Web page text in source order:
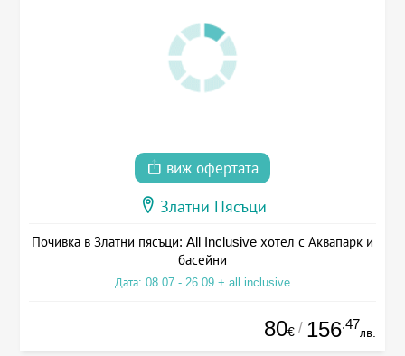
виж офертата
Златни Пясъци
Почивка в Златни пясъци: All Inclusive хотел с Аквапарк и
басейни
Дата: 08.07 - 26.09 + all inclusive
80€ / 156.47
лв.